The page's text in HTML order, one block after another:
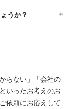
うか？
らない」「会社の
いったお考えのお
依頼にお応えして